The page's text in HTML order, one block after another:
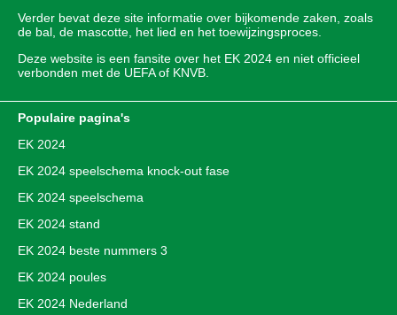
Verder bevat deze site informatie over bijkomende zaken, zoals
de bal, de mascotte, het lied en het toewijzingsproces.
Deze website is een fansite over het EK 2024 en niet officieel
verbonden met de UEFA of KNVB.
Populaire pagina's
EK 2024
EK 2024 speelschema knock-out fase
EK 2024 speelschema
EK 2024 stand
EK 2024 beste nummers 3
EK 2024 poules
EK 2024 Nederland